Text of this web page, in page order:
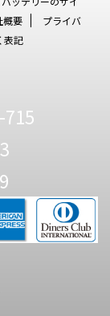
概要
プライバ
表記